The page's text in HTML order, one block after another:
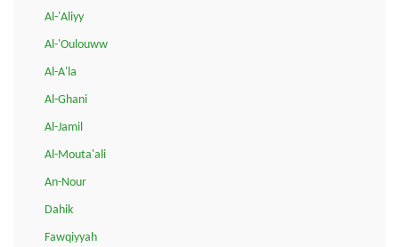
Al-'Aliyy
Al-'Oulouww
Al-A'la
Al-Ghani
Al-Jamil
Al-Mouta'ali
An-Nour
Dahik
Fawqiyyah